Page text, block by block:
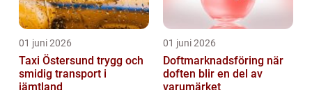
01 juni 2026
Taxi Östersund trygg och
smidig transport i
jämtland
01 juni 2026
Doftmarknadsföring när
doften blir en del av
varumärket